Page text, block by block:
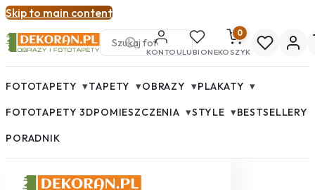
Skip to main content
KONTOULUBIONE
0
KOSZYK
FOTOTAPETY ▾TAPETY ▾OBRAZY ▾PLAKATY ▾
FOTOTAPETY 3DPOMIESZCZENIA ▾STYLE ▾BESTSELLERY
PORADNIK